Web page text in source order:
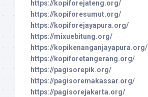
https://kopiforejateng.org/
https://kopiforesumut.org/
https://kopiforejayapura.org/
https://mixuebitung.org/
https://kopikenanganjayapura.org/
https://kopiforetangerang.org/
https://pagisorepik.org/
https://pagisoremakassar.org/
https://pagisorejakarta.org/